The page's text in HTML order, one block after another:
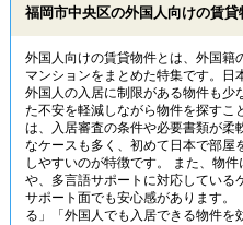
福岡市中央区の外国人向けの賃貸
外国人向けの賃貸物件とは、外国籍
マンションをまとめた特集です。日
外国人の入居に制限がある物件も少
た不安を軽減しながら物件を探すこ
は、入居審査の条件や必要書類が柔
なケースも多く、初めて日本で部屋
しやすいのが特徴です。 また、物
や、多言語サポートに対応している
サポート面でも安心感があります。
る」「外国人でも入居できる物件を